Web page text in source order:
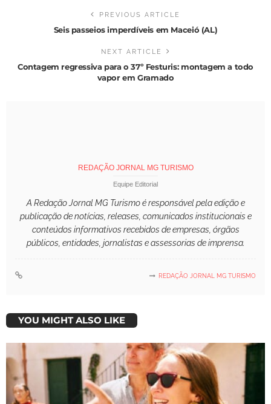
PREVIOUS ARTICLE
Seis passeios imperdíveis em Maceió (AL)
NEXT ARTICLE
Contagem regressiva para o 37º Festuris: montagem a todo
vapor em Gramado
REDAÇÃO JORNAL MG TURISMO
Equipe Editorial
A Redação Jornal MG Turismo é responsável pela edição e
publicação de notícias, releases, comunicados institucionais e
conteúdos informativos recebidos de empresas, órgãos
públicos, entidades, jornalistas e assessorias de imprensa.
REDAÇÃO JORNAL MG TURISMO
YOU MIGHT ALSO LIKE